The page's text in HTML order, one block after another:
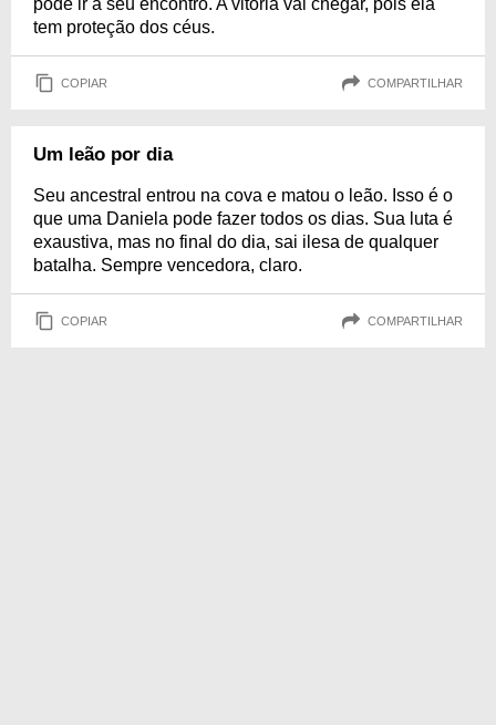
pode ir a seu encontro. A vitória vai chegar, pois ela
tem proteção dos céus.
COPIAR COMPARTILHAR
Um leão por dia
Seu ancestral entrou na cova e matou o leão. Isso é o
que uma Daniela pode fazer todos os dias. Sua luta é
exaustiva, mas no final do dia, sai ilesa de qualquer
batalha. Sempre vencedora, claro.
COPIAR COMPARTILHAR